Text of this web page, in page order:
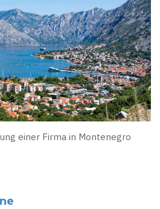
einer Firma in Montenegro